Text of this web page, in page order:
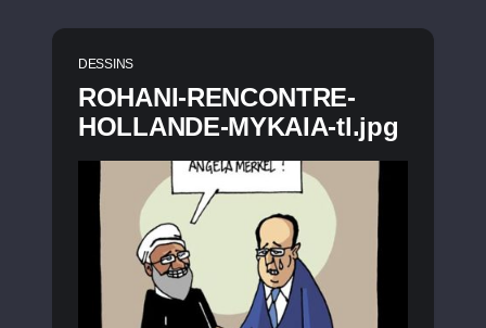
DESSINS
ROHANI-RENCONTRE-
HOLLANDE-MYKAIA-tl.jpg